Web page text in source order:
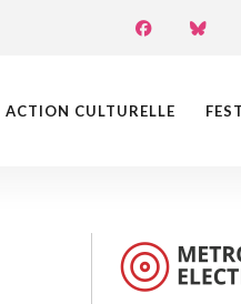
ACTION CULTURELLE